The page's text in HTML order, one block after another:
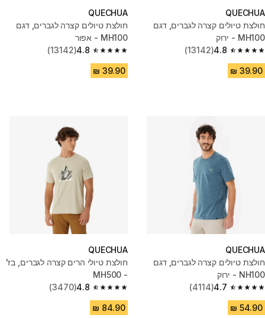
QUECHUA
חולצת טיולים קצרה לגברים, דגם
MH100 - ירוק
4.8
4.8 out of 5 stars from 13142 reviews
(13142)
QUECHUA
חולצת טיולים קצרה לגברים, דגם
MH100 - אפור
4.8
4.8 out of 5 stars from 13142 reviews
(13142)
QUECHUA
חולצת טיולים קצרה לגברים, דגם
NH100 - ירוק
4.7
4.7 out of 5 stars from 4114 reviews
(4114)
QUECHUA
חולצת טיולי הרים קצרה לגברים, בז'
- MH500
4.8
4.8 out of 5 stars from 3470 reviews
(3470)